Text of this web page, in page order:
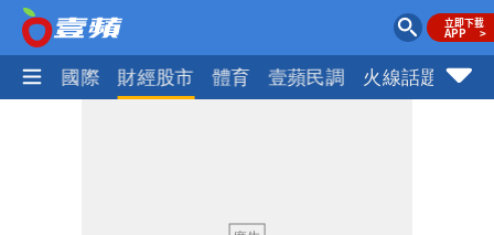
社會 國際 財經股市 體育 壹蘋民調 火線話題